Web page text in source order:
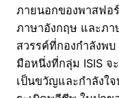
ภายนอกของพาสฟอ
ภาษาอังกฤษ และภ
สวรรค์ที่กองกำลังพ
มือหนึ่งที่กลุ่ม ISIS จ
เป็นขวัญและกำลังใ